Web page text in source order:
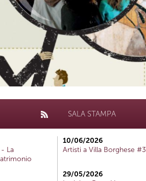
La
SALA STAMPA
10/06/2026
Artisti a Villa Borghese #3
29/05/2026